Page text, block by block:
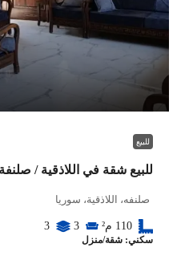
للبيع
للبيع شقة في اللاذقية / صلنفة
صلنفه، اللاذقية، سوريا
110 م² 3
3
سكني: شقة/منزل